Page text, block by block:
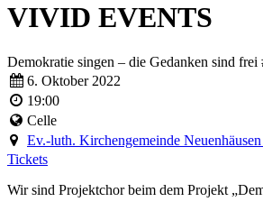
VIVID EVENTS
Demokratie singen – die Gedanken sind frei
6. Oktober 2022
19:00
Celle
Ev.-luth. Kirchengemeinde
Tickets
Wir sind Projektchor beim dem Projekt